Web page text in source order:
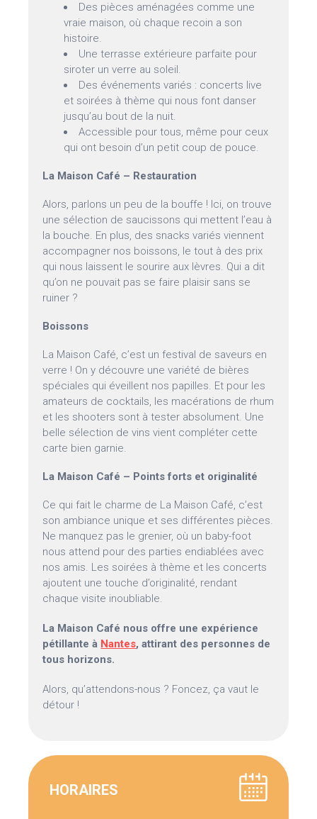
Des pièces aménagées comme une
vraie maison, où chaque recoin a son
histoire.
Une terrasse extérieure parfaite pour
siroter un verre au soleil.
Des événements variés : concerts live
et soirées à thème qui nous font danser
jusqu’au bout de la nuit.
Accessible pour tous, même pour ceux
qui ont besoin d’un petit coup de pouce.
La Maison Café – Restauration
Alors, parlons un peu de la bouffe ! Ici, on trouve
une sélection de saucissons qui mettent l’eau à
la bouche. En plus, des snacks variés viennent
accompagner nos boissons, le tout à des prix
qui nous laissent le sourire aux lèvres. Qui a dit
qu’on ne pouvait pas se faire plaisir sans se
ruiner ?
Boissons
La Maison Café, c’est un festival de saveurs en
verre ! On y découvre une variété de bières
spéciales qui éveillent nos papilles. Et pour les
amateurs de cocktails, les macérations de rhum
et les shooters sont à tester absolument. Une
belle sélection de vins vient compléter cette
carte bien garnie.
La Maison Café – Points forts et originalité
Ce qui fait le charme de La Maison Café, c’est
son ambiance unique et ses différentes pièces.
Ne manquez pas le grenier, où un baby-foot
nous attend pour des parties endiablées avec
nos amis. Les soirées à thème et les concerts
ajoutent une touche d’originalité, rendant
chaque visite inoubliable.
La Maison Café nous offre une expérience
pétillante à Nantes, attirant des personnes de
tous horizons.
Alors, qu’attendons-nous ? Foncez, ça vaut le
détour !
HORAIRES